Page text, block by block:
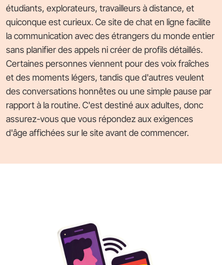
étudiants, explorateurs, travailleurs à distance, et
quiconque est curieux. Ce site de chat en ligne facilite
la communication avec des étrangers du monde entier
sans planifier des appels ni créer de profils détaillés.
Certaines personnes viennent pour des voix fraîches
et des moments légers, tandis que d'autres veulent
des conversations honnêtes ou une simple pause par
rapport à la routine. C'est destiné aux adultes, donc
assurez-vous que vous répondez aux exigences
d'âge affichées sur le site avant de commencer.